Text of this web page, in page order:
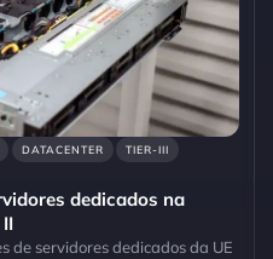
DATACENTER
TIER-III
dedicados na
de servidores dedicados da UE